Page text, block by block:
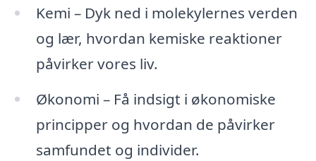
Kemi – Dyk ned i molekylernes verden
og lær, hvordan kemiske reaktioner
påvirker vores liv.
Økonomi – Få indsigt i økonomiske
principper og hvordan de påvirker
samfundet og individer.